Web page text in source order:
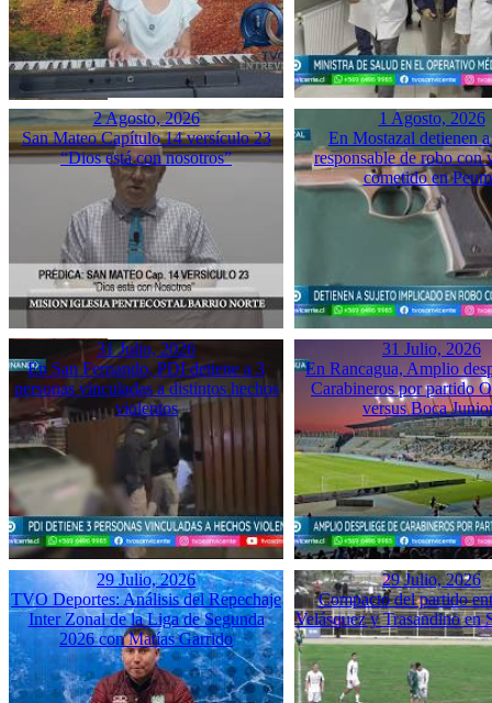
2 Agosto, 2026
San Mateo Capítulo 14 versículo 23
“Dios está con nosotros”
1 Agosto, 2026
En Mostazal detienen
responsable de robo con
cometido en
31 Julio, 2026
En San Fernando, PDI detiene a 3
personas vinculadas a distintos hechos
violentos
31 Julio, 2026
En Rancagua, Amplio
Carabineros por partido
versus Boca
29 Julio, 2026
TVO Deportes: Análisis del Repechaje
Inter Zonal de la Liga de Segunda
2026 con Matías Garrido
29 Julio, 2026
Compacto del partido
Velásquez y Trasandino en